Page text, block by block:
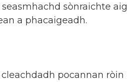
sònraichte
a phacaigeadh.
pocannan